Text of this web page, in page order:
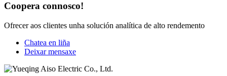
Coopera connosco!
Ofrecer aos clientes unha solución analítica de alto rendemento
Chatea en liña
Deixar mensaxe